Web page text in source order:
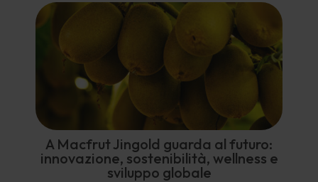
A Macfrut Jingold guarda al futuro:
innovazione, sostenibilità, wellness e
sviluppo globale